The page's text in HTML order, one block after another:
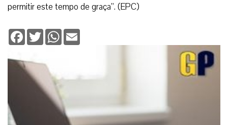
permitir este tempo de graça”. (EPC)
Facebook
TwitterWhatsApp